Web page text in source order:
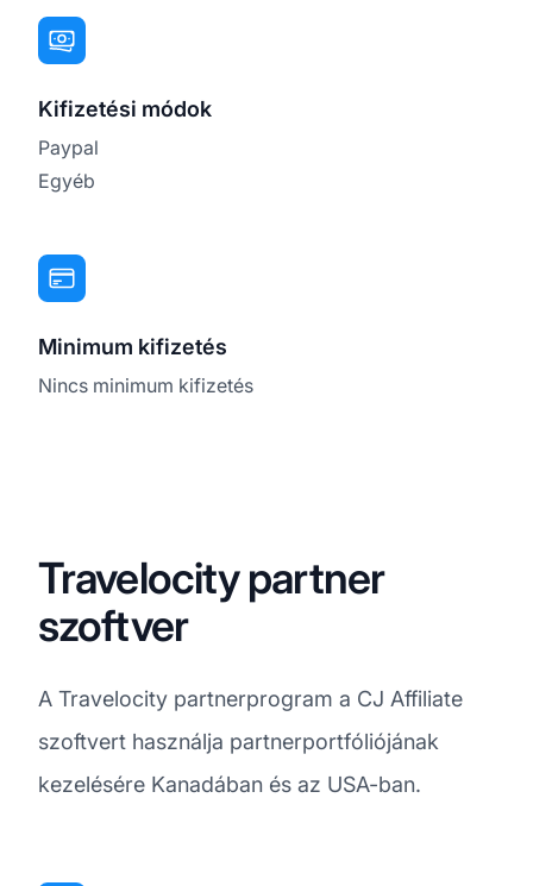
Kifizetési módok
Paypal
Egyéb
Minimum kifizetés
Nincs minimum kifizetés
Travelocity partner
szoftver
A Travelocity partnerprogram a CJ Affiliate
szoftvert használja partnerportfóliójának
kezelésére Kanadában és az USA-ban.